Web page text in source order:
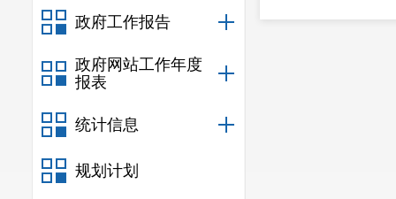
政府工作报告
政府网站工作年度
报表
统计信息
规划计划